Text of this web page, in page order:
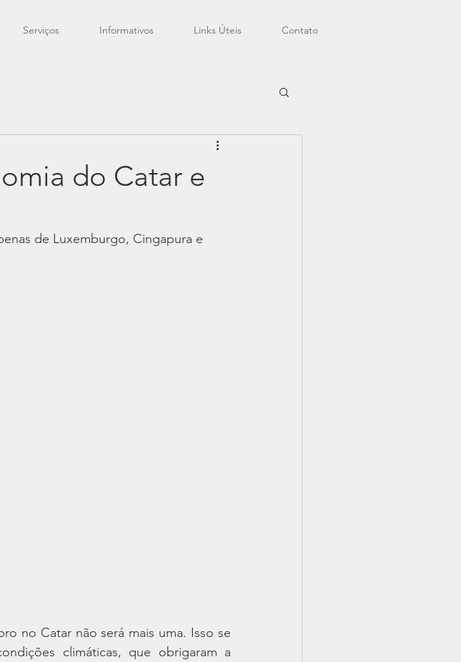
Serviços Informativos Links Úteis Contato
do Catar e
de Luxemburgo, Cingapura e
no Catar não será mais uma. Isso se
climáticas, que obrigaram a